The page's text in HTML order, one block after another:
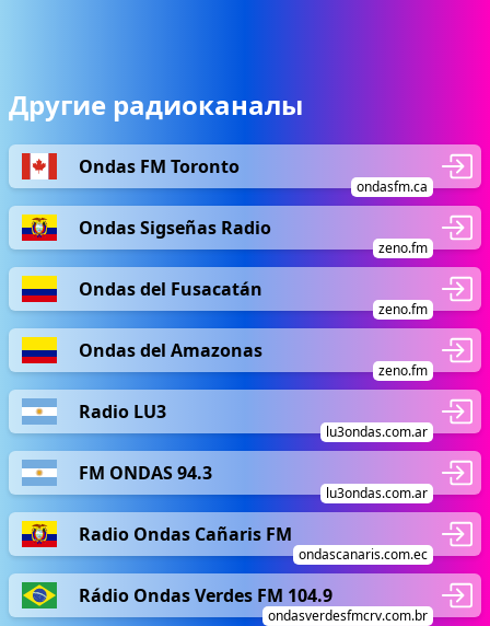
Другие радиоканалы
Ondas FM Toronto
ondasfm.ca
Ondas Sigseñas Radio
zeno.fm
Ondas del Fusacatán
zeno.fm
Ondas del Amazonas
zeno.fm
Radio LU3
lu3ondas.com.ar
FM ONDAS 94.3
lu3ondas.com.ar
Radio Ondas Cañaris FM
ondascanaris.com.ec
Rádio Ondas Verdes FM 104.9
ondasverdesfmcrv.com.br